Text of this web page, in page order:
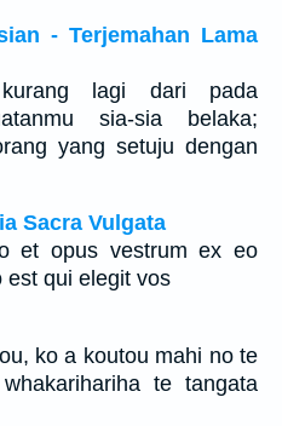
- Terjemahan Lama
kurang lagi dari pada
sia-sia belaka;
yang setuju dengan
Sacra Vulgata
et opus vestrum ex eo
est qui elegit vos
ko a koutou mahi no te
te tangata